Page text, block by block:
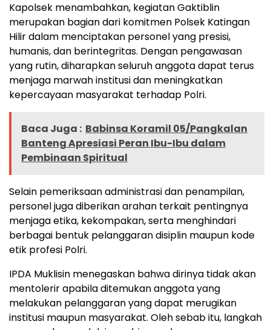
Kapolsek menambahkan, kegiatan Gaktiblin
merupakan bagian dari komitmen Polsek Katingan
Hilir dalam menciptakan personel yang presisi,
humanis, dan berintegritas. Dengan pengawasan
yang rutin, diharapkan seluruh anggota dapat terus
menjaga marwah institusi dan meningkatkan
kepercayaan masyarakat terhadap Polri.
Baca Juga : Babinsa Koramil 05/Pangkalan
Banteng Apresiasi Peran Ibu-Ibu dalam
Pembinaan Spiritual
Selain pemeriksaan administrasi dan penampilan,
personel juga diberikan arahan terkait pentingnya
menjaga etika, kekompakan, serta menghindari
berbagai bentuk pelanggaran disiplin maupun kode
etik profesi Polri.
IPDA Muklisin menegaskan bahwa dirinya tidak akan
mentolerir apabila ditemukan anggota yang
melakukan pelanggaran yang dapat merugikan
institusi maupun masyarakat. Oleh sebab itu, langkah